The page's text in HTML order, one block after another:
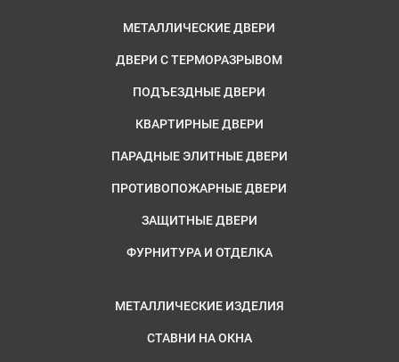
МЕТАЛЛИЧЕСКИЕ ДВЕРИ
ДВЕРИ С ТЕРМОРАЗРЫВОМ
ПОДЪЕЗДНЫЕ ДВЕРИ
КВАРТИРНЫЕ ДВЕРИ
ПАРАДНЫЕ ЭЛИТНЫЕ ДВЕРИ
ПРОТИВОПОЖАРНЫЕ ДВЕРИ
ЗАЩИТНЫЕ ДВЕРИ
ФУРНИТУРА И ОТДЕЛКА
МЕТАЛЛИЧЕСКИЕ ИЗДЕЛИЯ
СТАВНИ НА ОКНА